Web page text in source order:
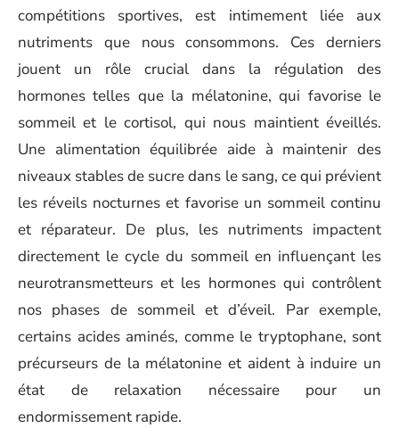
compétitions sportives, est intimement liée aux
nutriments que nous consommons. Ces derniers
jouent un rôle crucial dans la régulation des
hormones telles que la mélatonine, qui favorise le
sommeil et le cortisol, qui nous maintient éveillés.
Une alimentation équilibrée aide à maintenir des
niveaux stables de sucre dans le sang, ce qui prévient
les réveils nocturnes et favorise un sommeil continu
et réparateur. De plus, les nutriments impactent
directement le cycle du sommeil en influençant les
neurotransmetteurs et les hormones qui contrôlent
nos phases de sommeil et d’éveil. Par exemple,
certains acides aminés, comme le tryptophane, sont
précurseurs de la mélatonine et aident à induire un
état de relaxation nécessaire pour un
endormissement rapide.